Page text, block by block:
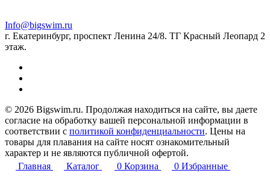
Info@bigswim.ru
г. Екатеринбург, проспект Ленина 24/8. ТГ Красный Леопард 2
этаж.
© 2026 Bigswim.ru. Продолжая находиться на сайте, вы даете
согласие на обработку вашей персональной информации в
соответствии с политикой конфиденциальности. Цены на
товары для плавания на сайте носят ознакомительный
характер и не являются публичной офертой.
Главная
Каталог 0 Корзина 0 Избранные